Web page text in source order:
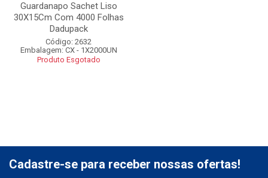
Guardanapo Sachet Liso
30X15Cm Com 4000 Folhas
Dadupack
Código: 2632
Embalagem: CX - 1X2000UN
Produto Esgotado
Cadastre-se para receber nossas ofertas!